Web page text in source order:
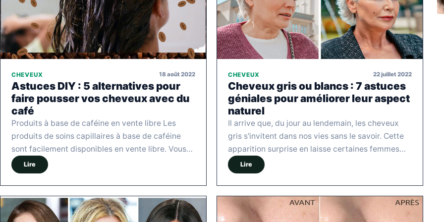
CHEVEUX 18 août 2022
Astuces DIY : 5 alternatives pour
faire pousser vos cheveux avec du
café
Produits à base de caféine en vente libre Les
produits de soins capillaires à base de caféine
sont facilement disponibles en vente libre. Vous…
Lire
CHEVEUX 22 juillet 2022
Cheveux gris ou blancs : 7 astuces
géniales pour améliorer leur aspect
naturel
Il arrive que, du jour au lendemain, les cheveux
gris s'invitent dans nos vies sans le savoir. Cette
apparition surprise en laisse certaines femmes…
Lire